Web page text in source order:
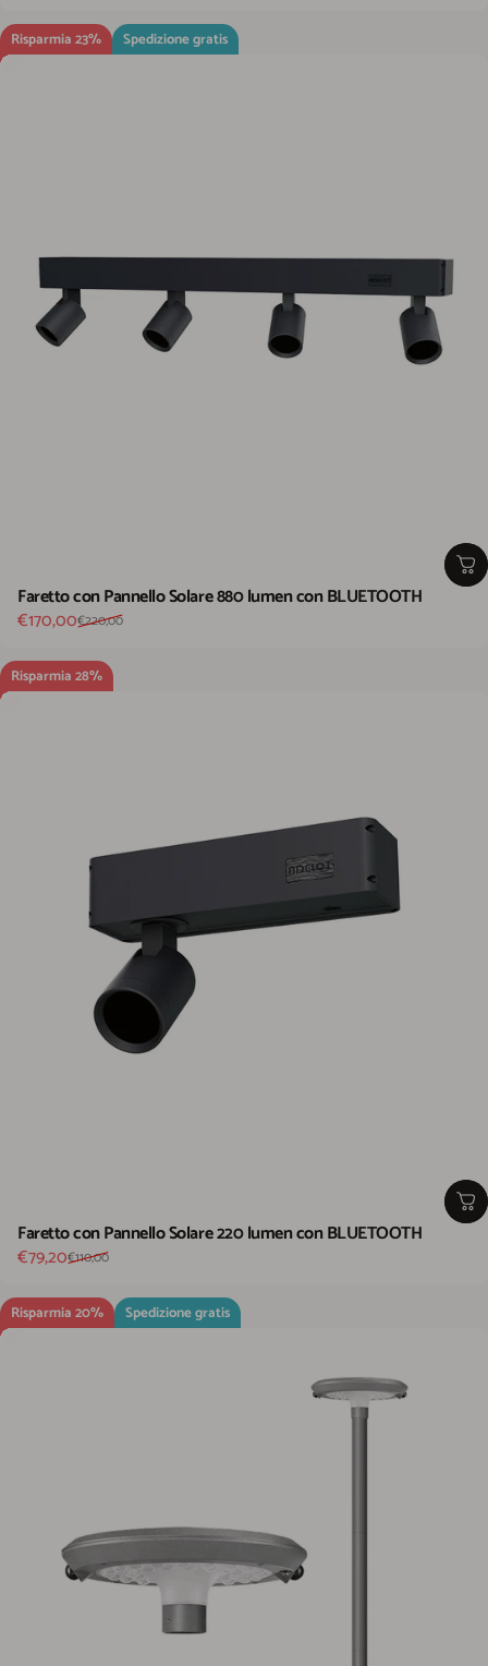
Risparmia 23% Spedizione gratis
Faretto con Pannello Solare 880 lumen con BLUETOOTH
Prezzo scontato
€170,00
Prezzo di listino
€220,00
Risparmia 28%
Faretto con Pannello Solare 220 lumen con BLUETOOTH
Prezzo scontato
€79,20
Prezzo di listino
€110,00
Risparmia 20% Spedizione gratis